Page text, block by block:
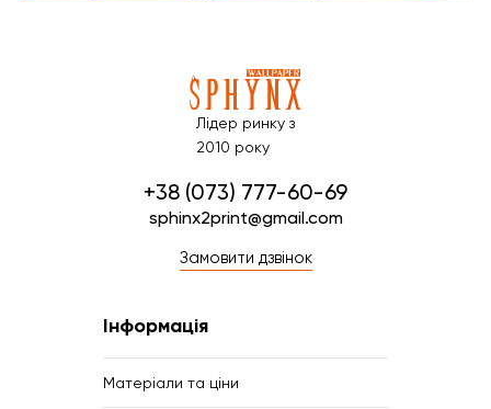
Лідер ринку з
2010 року
+38 (073) 777-60-69
sphinx2print@gmail.com
Замовити дзвінок
Інформація
Матеріали та ціни